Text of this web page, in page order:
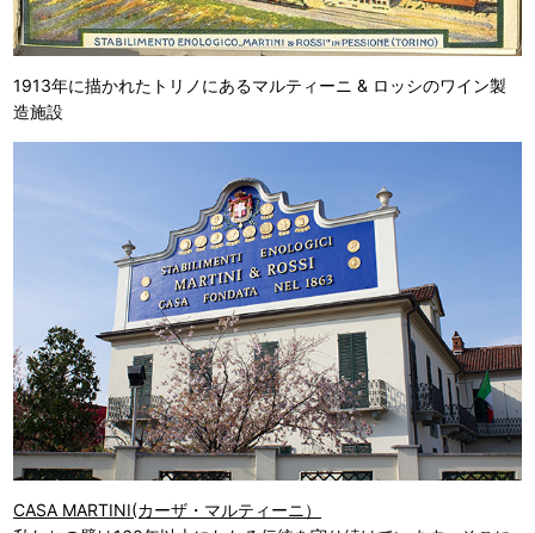
1913年に描かれたトリノにあるマルティーニ & ロッシのワイン製
造施設
CASA MARTINI(カーザ・マルティーニ）